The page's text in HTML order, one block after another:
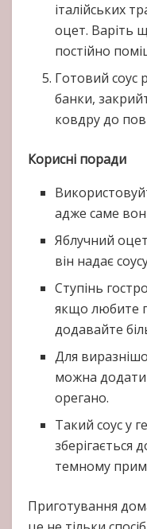
італійських
оцет. Варіть
постійно
Готовий соус
банки,
ковдру до
Корисні поради
адже саме
Яблучний
він надає
Ступінь
якщо любите
додавайте
Для
можна додати
орегано.
Такий соус у
зберігається
темному
Приготування